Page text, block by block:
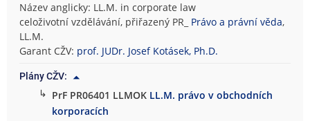
Název anglicky: LL.M. in corporate law
celoživotní vzdělávání, přiřazený PR_ Právo a právní věda,
LL.M.
Garant CŽV: prof. JUDr. Josef Kotásek, Ph.D.
Plány CŽV:
↳ PrF PR06401 LLMOK LL.M. právo v obchodních
korporacích